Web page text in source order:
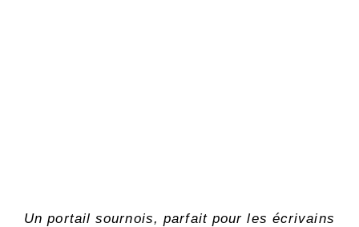
Un portail sournois, parfait pour les écrivains